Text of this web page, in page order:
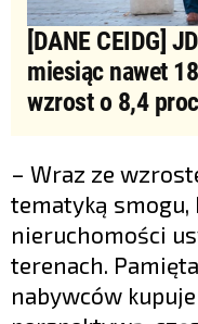
[DANE CEIDG]
miesiąc nawet
wzrost o 8,4
– Wraz ze
tematyką smogu,
nieruchomości
terenach.
nabywców